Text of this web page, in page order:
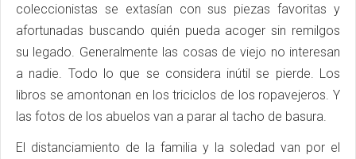
coleccionistas se extasían con sus piezas favoritas y
afortunadas buscando quién pueda acoger sin remilgos
su legado. Generalmente las cosas de viejo no interesan
a nadie. Todo lo que se considera inútil se pierde. Los
libros se amontonan en los triciclos de los ropavejeros. Y
las fotos de los abuelos van a parar al tacho de basura.
El distanciamiento de la familia y la soledad van por el